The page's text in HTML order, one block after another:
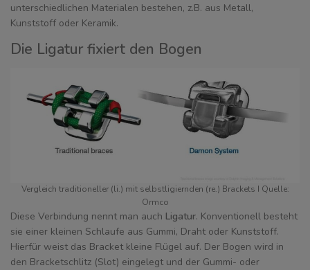
unterschiedlichen Materialen bestehen, z.B. aus Metall,
Kunststoff oder Keramik.
Die Ligatur fixiert den Bogen
Vergleich traditioneller (li.) mit selbstligiernden (re.) Brackets I Quelle:
Ormco
Diese Verbindung nennt man auch Ligatur. Konventionell besteht
sie einer kleinen Schlaufe aus Gummi, Draht oder Kunststoff.
Hierfür weist das Bracket kleine Flügel auf. Der Bogen wird in
den Bracketschlitz (Slot) eingelegt und der Gummi- oder